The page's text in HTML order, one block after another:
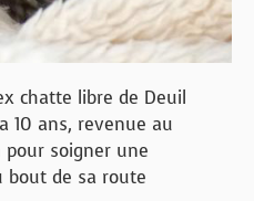
chatte libre de Deuil
10 ans, revenue au
soigner une
bout de sa route